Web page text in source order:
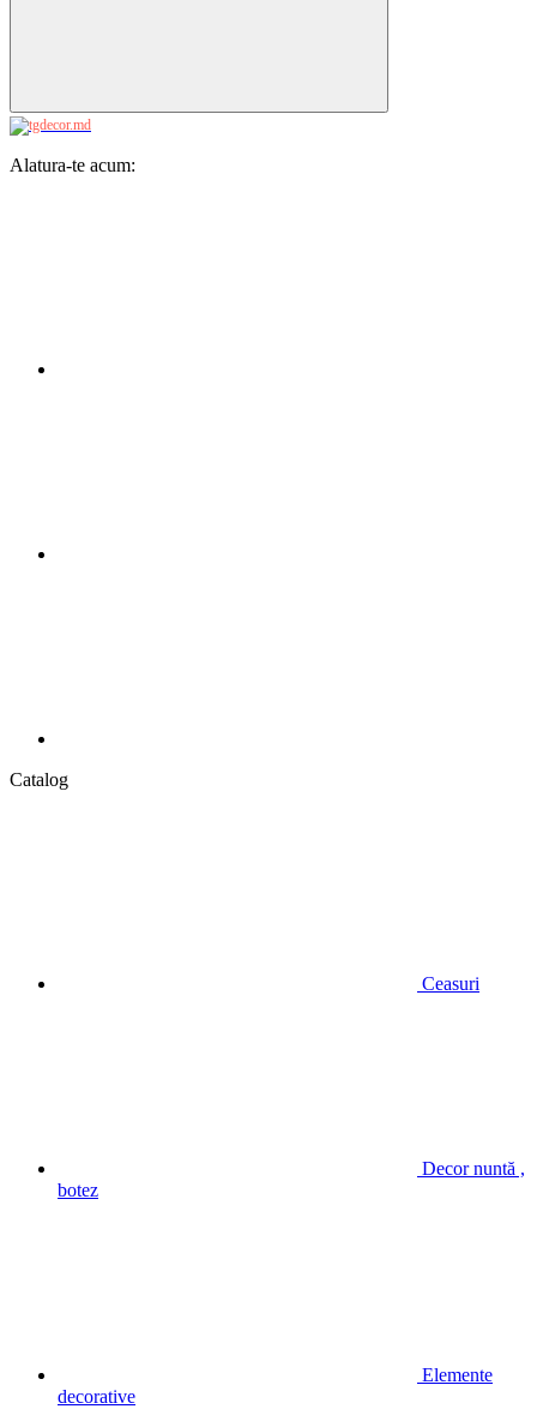
Alatura-te acum:
Catalog
Ceasuri
Decor nuntă ,
botez
Elemente
decorative